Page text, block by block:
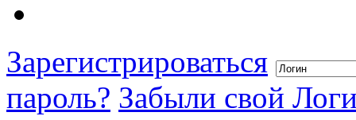
Зарегистрироваться
пароль? Забыли свой